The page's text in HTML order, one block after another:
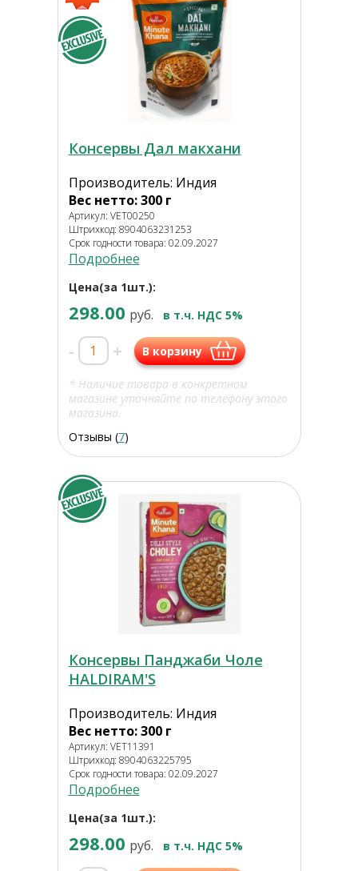
Консервы Дал макхани
Производитель: Индия
Вес нетто: 300 г
Артикул: VET00250
Штрихкод: 8904063231253
Срок годности товара: 02.09.2027
Подробнее
Цена(за 1шт.):
298.00 руб. в т.ч. НДС 5%
- + В корзину
* Наличие товара в конкретном
магазине уточняйте по телефону этого
магазина.
Отзывы (7)
Консервы Панджаби Чоле
HALDIRAM'S
Производитель: Индия
Вес нетто: 300 г
Артикул: VET11391
Штрихкод: 8904063225795
Срок годности товара: 02.09.2027
Подробнее
Цена(за 1шт.):
298.00 руб. в т.ч. НДС 5%